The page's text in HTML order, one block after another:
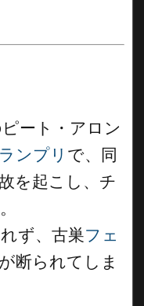
ート・アロン
ンプリ で、同
を起こし、チ
ず、古巣フェ
断られてしま